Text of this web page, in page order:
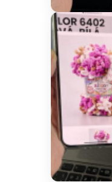
Doprava a platby